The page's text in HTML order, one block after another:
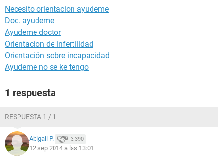
Necesito orientacion ayudeme
Doc. ayudeme
Ayudeme doctor
Orientacion de infertilidad
Orientación sobre incapacidad
Ayudeme no se ke tengo
1 respuesta
RESPUESTA 1 / 1
Abigail P. 3.390
12 sep 2014 a las 13:01